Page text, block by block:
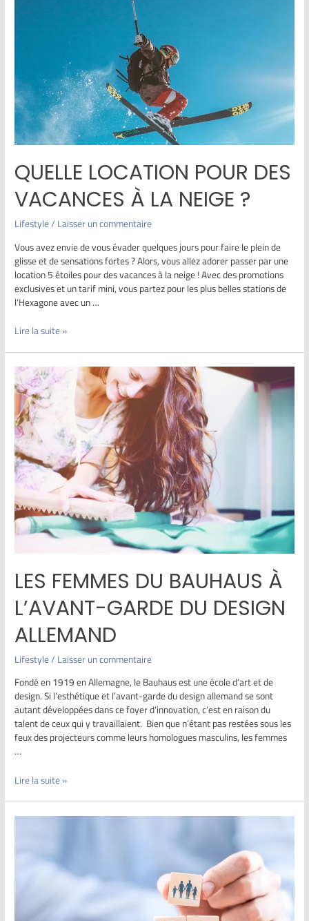
QUELLE LOCATION POUR DES
VACANCES À LA NEIGE ?
Lifestyle/Laisser un commentaire
Vous avez envie de vous évader quelques jours pour faire le plein de
glisse et de sensations fortes ? Alors, vous allez adorer passer par une
location 5 étoiles pour des vacances à la neige ! Avec des promotions
exclusives et un tarif mini, vous partez pour les plus belles stations de
l’Hexagone avec un …
Lire la suite »
LES FEMMES DU BAUHAUS À
L’AVANT-GARDE DU DESIGN
ALLEMAND
Lifestyle/Laisser un commentaire
Fondé en 1919 en Allemagne, le Bauhaus est une école d’art et de
design. Si l’esthétique et l’avant-garde du design allemand se sont
autant développées dans ce foyer d’innovation, c’est en raison du
talent de ceux qui y travaillaient. Bien que n’étant pas restées sous les
feux des projecteurs comme leurs homologues masculins, les femmes
…
Lire la suite »